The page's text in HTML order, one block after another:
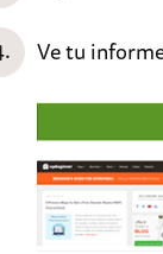
Ve tu